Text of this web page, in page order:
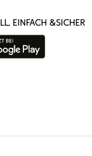
EINFACH &SICHER